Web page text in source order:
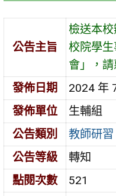
公告主旨
檢送本
校院學
會」，
發佈日期
2024 年
發佈單位
生輔組
公告類別
教師研習
公告等級
轉知
點閱次數
521